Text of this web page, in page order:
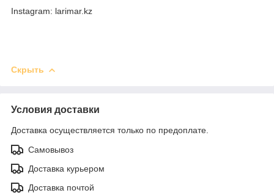
Instagram: larimar.kz
Скрыть
Условия доставки
Доставка осуществляется только по предоплате.
Самовывоз
Доставка курьером
Доставка почтой